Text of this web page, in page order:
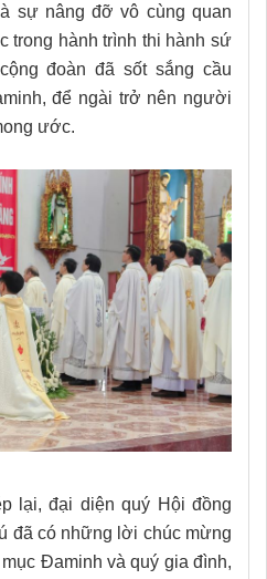
sự nâng đỡ vô cùng quan
trong hành trình thi hành sứ
đoàn đã sốt sắng cầu
để ngài trở nên người
ước.
lại, đại diện quý Hội đồng
đã có những lời chúc mừng
Đaminh và quý gia đình,